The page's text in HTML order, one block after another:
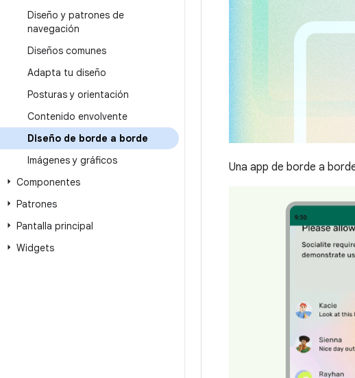
Diseño y patrones de
navegación
Diseños comunes
Adapta tu diseño
Posturas y orientación
Contenido envolvente
Diseño de borde a borde
Imágenes y gráficos
Componentes
Patrones
Pantalla principal
Widgets
Una app de borde a